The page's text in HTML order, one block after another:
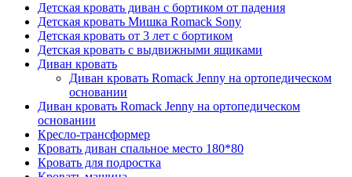
Детская кровать диван с бортиком от падения
Детская кровать Мишка Romack Sony
Детская кровать от 3 лет с бортиком
Детская кровать с выдвижными ящиками
Диван кровать
Диван кровать Romack Jenny на ортопедическом
основании
Диван кровать Romack Jenny на ортопедическом
основании
Кресло-трансформер
Кровать диван спальное место 180*80
Кровать для подростка